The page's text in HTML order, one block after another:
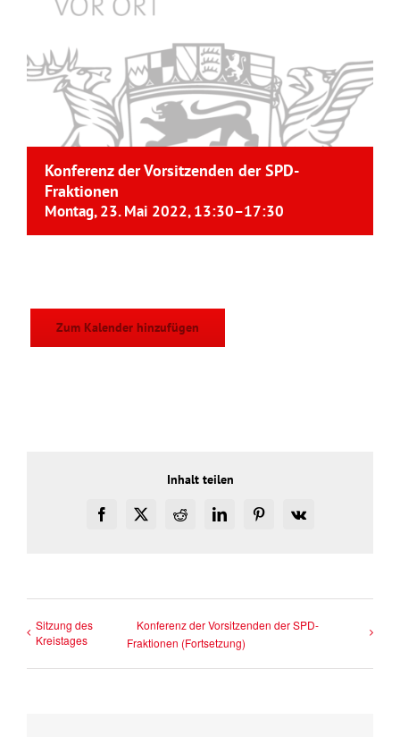
Konferenz der Vorsitzenden der SPD-
Fraktionen
Montag, 23. Mai 2022, 13:30–17:30
Zum Kalender hinzufügen
Inhalt teilen
Facebook
X RedditLinkedInPinterest
Vk
Sitzung des
Kreistages
Konferenz der Vorsitzenden der SPD-
Fraktionen (Fortsetzung)